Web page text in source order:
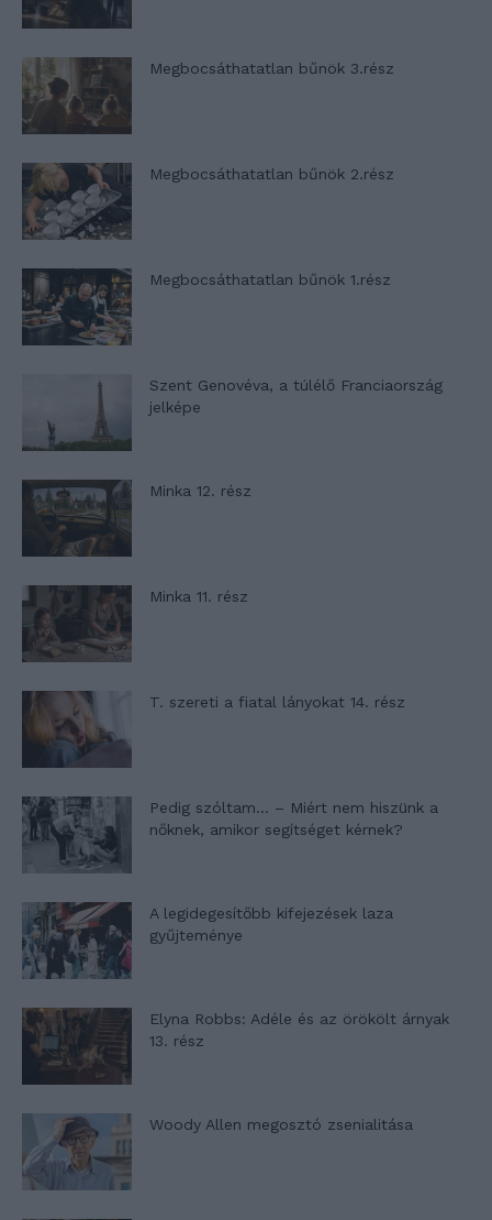
Megbocsáthatatlan bűnök 3.rész
Megbocsáthatatlan bűnök 2.rész
Megbocsáthatatlan bűnök 1.rész
Szent Genovéva, a túlélő Franciaország
jelképe
Minka 12. rész
Minka 11. rész
T. szereti a fiatal lányokat 14. rész
Pedig szóltam… – Miért nem hiszünk a
nőknek, amikor segítséget kérnek?
A legidegesítőbb kifejezések laza
gyűjteménye
Elyna Robbs: Adéle és az örökölt árnyak
13. rész
Woody Allen megosztó zsenialitása